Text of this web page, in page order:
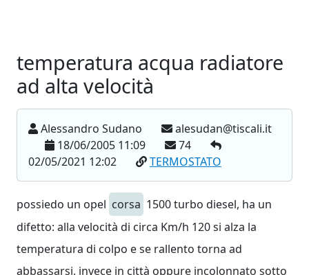
temperatura acqua radiatore
ad alta velocità
Alessandro Sudano
alesudan@tiscali.it
18/06/2005 11:09
74
02/05/2021 12:02
TERMOSTATO
possiedo un opel corsa 1500 turbo diesel, ha un
difetto: alla velocità di circa Km/h 120 si alza la
temperatura di colpo e se rallento torna ad
abbassarsi, invece in città oppure incolonnato sotto